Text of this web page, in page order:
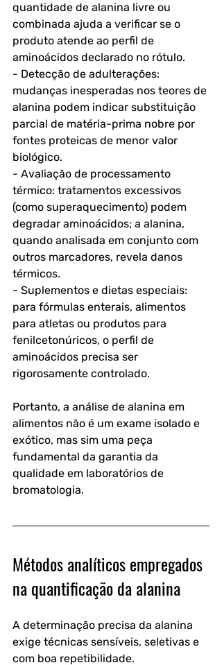
quantidade de alanina livre ou
combinada ajuda a verificar se o
produto atende ao perfil de
aminoácidos declarado no rótulo.
- Detecção de adulterações:
mudanças inesperadas nos teores de
alanina podem indicar substituição
parcial de matéria-prima nobre por
fontes proteicas de menor valor
biológico.
- Avaliação de processamento
térmico: tratamentos excessivos
(como superaquecimento) podem
degradar aminoácidos; a alanina,
quando analisada em conjunto com
outros marcadores, revela danos
térmicos.
- Suplementos e dietas especiais:
para fórmulas enterais, alimentos
para atletas ou produtos para
fenilcetonúricos, o perfil de
aminoácidos precisa ser
rigorosamente controlado.
Portanto, a análise de alanina em
alimentos não é um exame isolado e
exótico, mas sim uma peça
fundamental da garantia da
qualidade em laboratórios de
bromatologia.
Métodos analíticos empregados
na quantificação da alanina
A determinação precisa da alanina
exige técnicas sensíveis, seletivas e
com boa repetibilidade.